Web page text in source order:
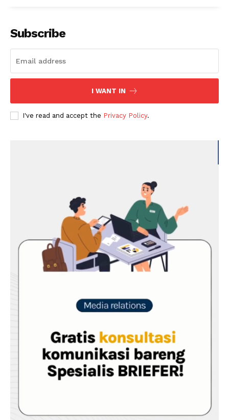
Subscribe
I WANT IN
I've read and accept the Privacy Policy.